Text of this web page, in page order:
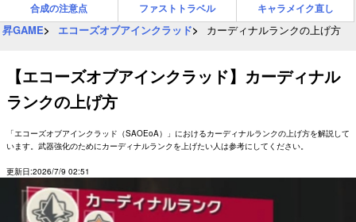
合成の注意点 ファストトラベル キャラメイク直し
昇GAME エコーズオブアインクラッド カーディナルランクの上げ方
【エコーズオブアインクラッド】カーディナル
ランクの上げ方
「エコーズオブアインクラッド（SAOEoA）」におけるカーディナルランクの上げ方を解説して
います。武器強化のためにカーディナルランクを上げたい人は参考にしてください。
更新日:2026/7/9 02:51